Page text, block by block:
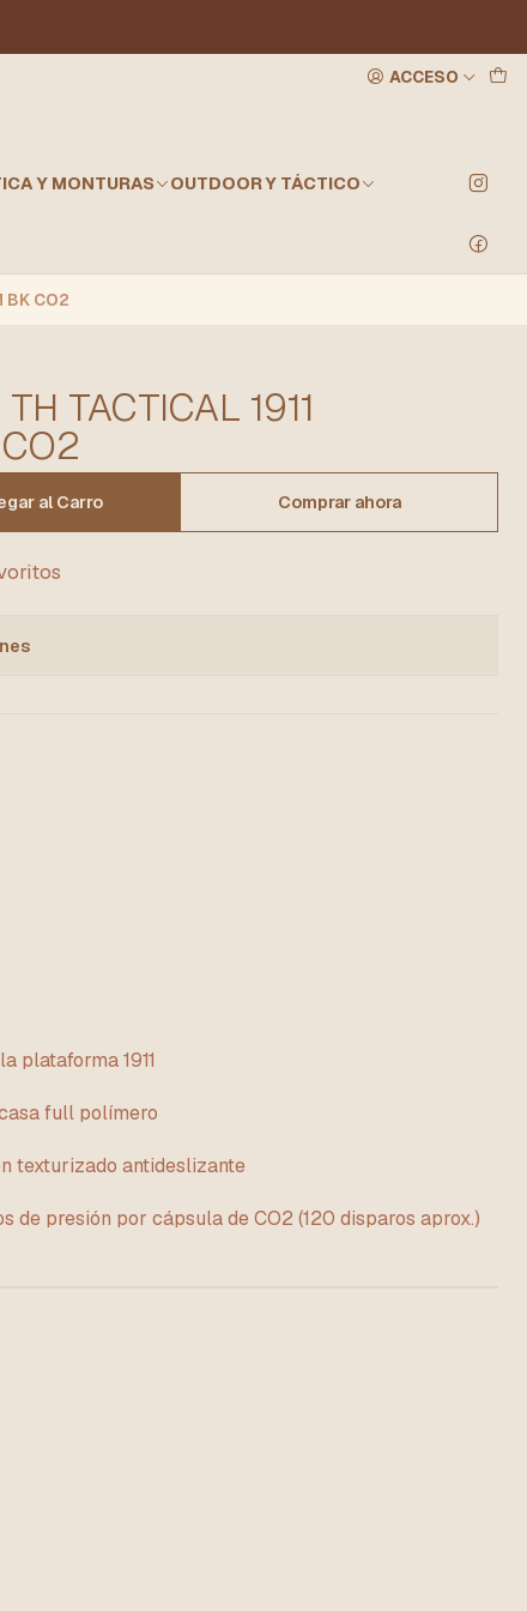
ACCESO
Y MONTURAS OUTDOOR Y TÁCTICO
BK CO2
TACTICAL 1911
al Carro Comprar ahora
plataforma 1911
full polímero
texturizado antideslizante
de presión por cápsula de CO2 (120 disparos aprox.)